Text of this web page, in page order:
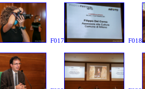
F017 F018